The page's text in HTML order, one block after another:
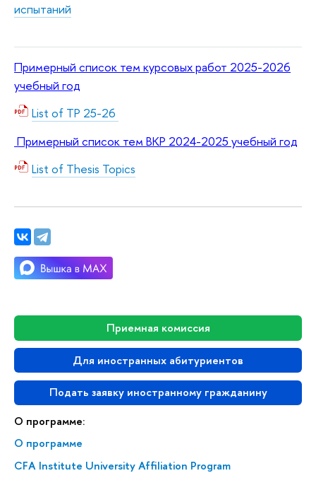
Приемная комиссия
Для иностранных абитуриентов
Подать заявку иностранному гражданину
О программе:
О программе
CFA Institute University Affiliation Program
испытаний
Примерный список тем курсовых работ 2025-2026
учебный год
List of TP 25-26
Примерный список тем ВКР 2024-2025 учебный год
List of Thesis Topics